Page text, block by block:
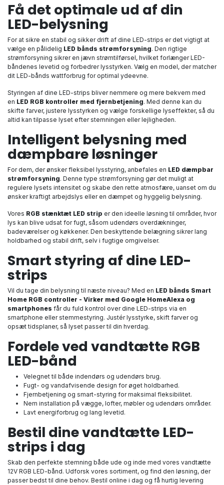
Få det optimale ud af din
LED-belysning
For at sikre en stabil og sikker drift af dine LED-strips er det vigtigt at
vælge en pålidelig LED bånds strømforsyning. Den rigtige
strømforsyning sikrer en jævn strømtilførsel, hvilket forlænger LED-
båndenes levetid og forbedrer lysstyrken. Vælg en model, der matcher
dit LED-bånds wattforbrug for optimal ydeevne.
Styringen af dine LED-strips bliver nemmere og mere bekvem med
en LED RGB kontroller med fjernbetjening. Med denne kan du
skifte farver, justere lysstyrken og vælge forskellige lyseffekter, så du
altid kan tilpasse lyset efter stemningen eller lejligheden.
Intelligent belysning med
dæmpbare løsninger
For dem, der ønsker fleksibel lysstyring, anbefales en LED dæmpbar
strømforsyning. Denne type strømforsyning gør det muligt at
regulere lysets intensitet og skabe den rette atmosfære, uanset om du
ønsker kraftigt arbejdslys eller en dæmpet og hyggelig belysning.
Vores RGB stænktæt LED strip er den ideelle løsning til områder, hvor
lys kan blive udsat for fugt, såsom udendørs overdækninger,
badeværelser og køkkener. Den beskyttende belægning sikrer lang
holdbarhed og stabil drift, selv i fugtige omgivelser.
Smart styring af dine LED-
strips
Vil du tage din belysning til næste niveau? Med en LED bånds Smart
Home RGB controller - Virker med Google HomeAlexa og
smartphones får du fuld kontrol over dine LED-strips via en
smartphone eller stemmestyring. Justér lysstyrke, skift farver og
opsæt tidsplaner, så lyset passer til din hverdag.
Fordele ved vandtætte RGB
LED-bånd
Velegnet til både indendørs og udendørs brug.
Fugt- og vandafvisende design for øget holdbarhed.
Fjernbetjening og smart-styring for maksimal fleksibilitet.
Nem installation på vægge, lofter, møbler og udendørs områder.
Lavt energiforbrug og lang levetid.
Bestil dine vandtætte LED-
strips i dag
Skab den perfekte stemning både ude og inde med vores vandtætte
12V RGB LED-bånd. Udforsk vores sortiment, og find den løsning, der
passer bedst til dine behov. Bestil online i dag og få hurtig levering